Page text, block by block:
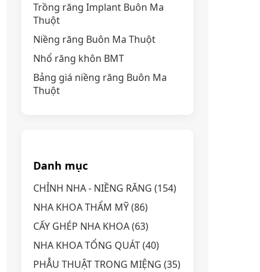
Trồng răng Implant Buôn Ma
Thuột
Niềng răng Buôn Ma Thuột
Nhổ răng khôn BMT
Bảng giá niềng răng Buôn Ma
Thuột
Danh mục
CHỈNH NHA - NIỀNG RĂNG (154)
NHA KHOA THẨM MỸ(86)
CẤY GHÉP NHA KHOA(63)
NHA KHOA TỔNG QUÁT(40)
PHẪU THUẬT TRONG MIỆNG (35)